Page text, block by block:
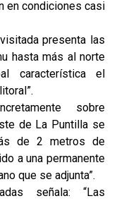
en condiciones casi
presenta las
hasta más al norte
característica el
sobre
de La Puntilla se
de 2 metros de
a una permanente
que se adjunta”.
señala: “Las